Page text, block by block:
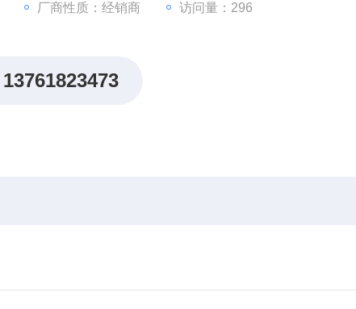
厂商性质：经销商 访问量：296
13761823473